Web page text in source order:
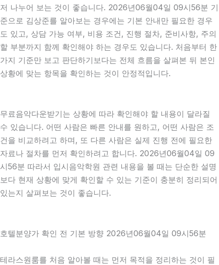
저 나누어 보는 것이 좋습니다. 2026년06월04일 09시56분 기
준으로 김상준를 알아보는 경우에는 기본 안내만 필요한 경우
도 있고, 상담 가능 여부, 비용 조건, 진행 절차, 준비사항, 주의
할 부분까지 함께 확인해야 하는 경우도 있습니다. 처음부터 한
가지 기준만 보고 판단하기보다는 전체 흐름을 살펴본 뒤 본인
상황에 맞는 항목을 확인하는 것이 안정적입니다.
무료음악다운받기는 상황에 따라 확인해야 할 내용이 달라질
수 있습니다. 어떤 사람은 빠른 안내를 원하고, 어떤 사람은 조
건을 비교하려고 하며, 또 다른 사람은 실제 진행 전에 필요한
자료나 절차를 먼저 확인하려고 합니다. 2026년06월04일 09
시56분 따라서 입시음악학원 관련 내용을 볼 때는 단순한 설명
보다 현재 상황에 맞게 확인할 수 있는 기준이 충분히 정리되어
있는지 살펴보는 것이 좋습니다.
호텔분양가 확인 전 기본 방향 2026년06월04일 09시56분
테라스원룸를 처음 알아볼 때는 먼저 목적을 정리하는 것이 필